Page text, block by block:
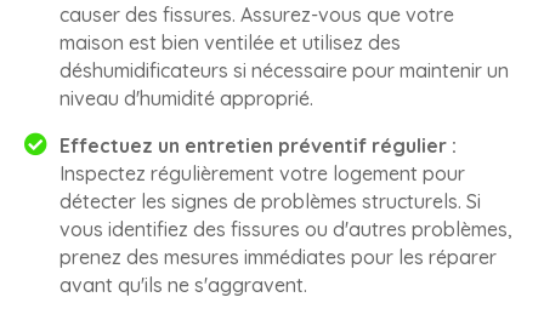
causer des fissures. Assurez-vous que votre
maison est bien ventilée et utilisez des
déshumidificateurs si nécessaire pour maintenir un
niveau d'humidité approprié.
Effectuez un entretien préventif régulier :
Inspectez régulièrement votre logement pour
détecter les signes de problèmes structurels. Si
vous identifiez des fissures ou d'autres problèmes,
prenez des mesures immédiates pour les réparer
avant qu'ils ne s'aggravent.